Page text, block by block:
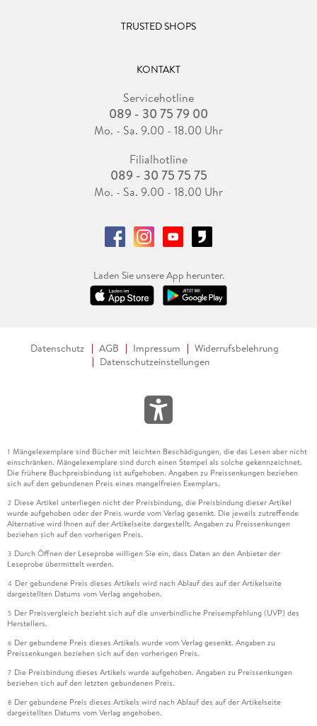
TRUSTED SHOPS
KONTAKT
Servicehotline
089 - 30 75 79 00
Mo. - Sa. 9.00 - 18.00 Uhr
Filialhotline
089 - 30 75 75 75
Mo. - Sa. 9.00 - 18.00 Uhr
Laden Sie unsere App herunter.
Datenschutz AGB Impressum
Widerrufsbelehrung
Datenschutzeinstellungen
1 Mängelexemplare sind Bücher mit leichten Beschädigungen, die das Lesen aber nicht
einschränken. Mängelexemplare sind durch einen Stempel als solche gekennzeichnet.
Die frühere Buchpreisbindung ist aufgehoben. Angaben zu Preissenkungen beziehen
sich auf den gebundenen Preis eines mangelfreien Exemplars.
2 Diese Artikel unterliegen nicht der Preisbindung, die Preisbindung dieser Artikel
wurde aufgehoben oder der Preis wurde vom Verlag gesenkt. Die jeweils zutreffende
Alternative wird Ihnen auf der Artikelseite dargestellt. Angaben zu Preissenkungen
beziehen sich auf den vorherigen Preis.
3 Durch Öffnen der Leseprobe willigen Sie ein, dass Daten an den Anbieter der
Leseprobe übermittelt werden.
4 Der gebundene Preis dieses Artikels wird nach Ablauf des auf der Artikelseite
dargestellten Datums vom Verlag angehoben.
5 Der Preisvergleich bezieht sich auf die unverbindliche Preisempfehlung (UVP) des
Herstellers.
6 Der gebundene Preis dieses Artikels wurde vom Verlag gesenkt. Angaben zu
Preissenkungen beziehen sich auf den vorherigen Preis.
7 Die Preisbindung dieses Artikels wurde aufgehoben. Angaben zu Preissenkungen
beziehen sich auf den letzten gebundenen Preis.
8 Der gebundene Preis dieses Artikels wird nach Ablauf des auf der Artikelseite
dargestellten Datums vom Verlag angehoben.